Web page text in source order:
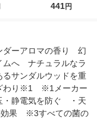
え 特大 100
mL 1個 柔軟
441円
ーアロマの香り　幻
へ　ナチュラルなラ
サンダルウッドを重
わり※1　※1メーカー
静電気を防ぐ　・天
果　※3すべての菌の